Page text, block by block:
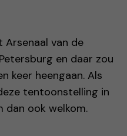
van de
en daar zou
keer heengaan. Als
tentoonstelling in
dan ook welkom.